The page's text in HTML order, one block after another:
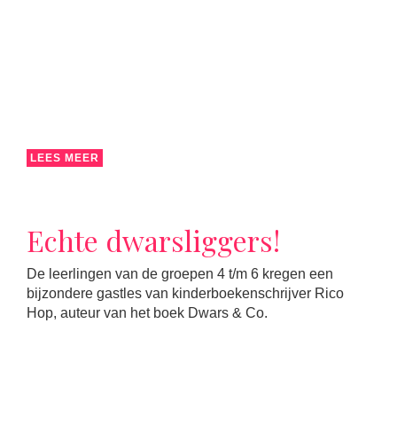
LEES MEER
Echte dwarsliggers!
De leerlingen van de groepen 4 t/m 6 kregen een
bijzondere gastles van kinderboekenschrijver Rico
Hop, auteur van het boek Dwars & Co.